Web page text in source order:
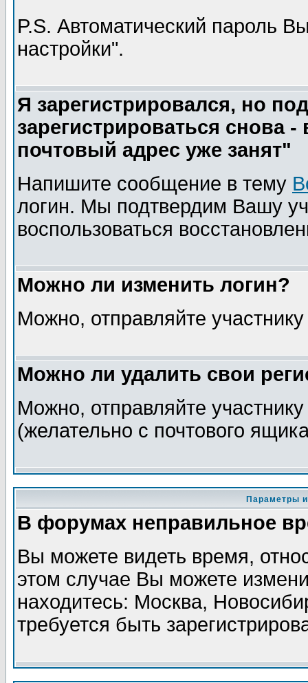
P.S. Автоматический пароль
настройки".
Я зарегистрировался, но
зарегистрироваться
почтовый адрес уже занят"
Напишите сообщение в тему
логин. Мы подтвердим Вашу
воспользоваться
Можно ли изменить логин?
Можно, отправляйте
Можно ли удалить свои
Можно, отправляйте
(желательно с почтового
Параметры
В форумах неправильное
Вы можете видеть время,
этом случае Вы можете
находитесь: Москва,
требуется быть